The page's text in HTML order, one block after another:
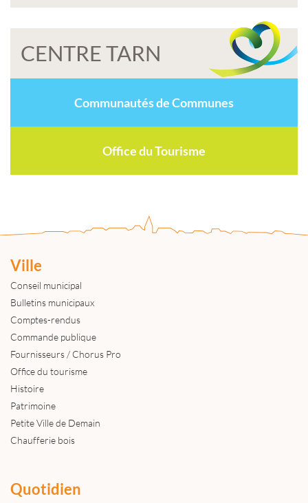
CENTRE TARN
Communautés de Communes
Office du Tourisme
Ville
Conseil municipal
Bulletins municipaux
Comptes-rendus
Commande publique
Fournisseurs / Chorus Pro
Office du tourisme
Histoire
Patrimoine
Petite Ville de Demain
Chaufferie bois
Quotidien